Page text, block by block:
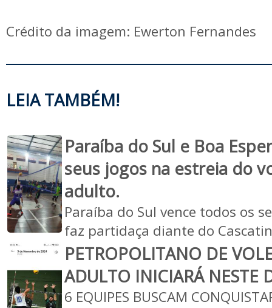
Crédito da imagem: Ewerton Fernandes
LEIA TAMBÉM!
Paraíba do Sul e Boa
seus jogos na estreia do
adulto.
Paraíba do Sul vence todos os
faz partidaça diante do
PETROPOLITANO DE
ADULTO INICIARÁ NESTE
6 EQUIPES BUSCAM